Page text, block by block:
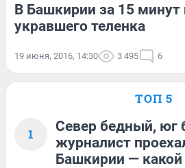
В Башкирии за 15
укравшего теленка
19 июня, 2016, 14:30 3 495 6
ТОП 5
1
Север бедный, юг
журналист
Башкирии —